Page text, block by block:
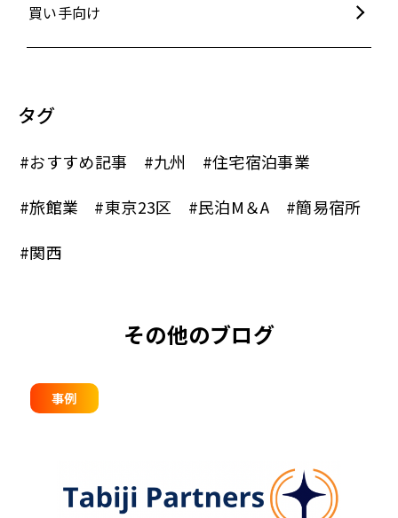
買い手向け
タグ
#おすすめ記事 #九州
#住宅宿泊事業
#旅館業
#東京23区 #民泊M＆A
#簡易宿所
#関西
その他のブログ
事例